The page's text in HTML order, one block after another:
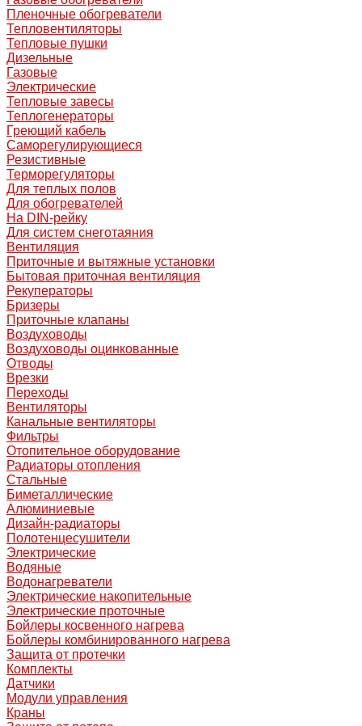
Пленочные обогреватели
Тепловентиляторы
Тепловые пушки
Дизельные
Газовые
Электрические
Тепловые завесы
Теплогенераторы
Греющий кабель
Саморегулирующиеся
Резистивные
Терморегуляторы
Для теплых полов
Для обогревателей
На DIN-рейку
Для систем снеготаяния
Вентиляция
Приточные и вытяжные установки
Бытовая приточная вентиляция
Рекуператоры
Бризеры
Приточные клапаны
Воздуховоды
Воздуховоды оцинкованные
Отводы
Врезки
Переходы
Вентиляторы
Канальные вентиляторы
Фильтры
Отопительное оборудование
Радиаторы отопления
Стальные
Биметаллические
Алюминиевые
Дизайн-радиаторы
Полотенцесушители
Электрические
Водяные
Водонагреватели
Электрические накопительные
Электрические проточные
Бойлеры косвенного нагрева
Бойлеры комбинированного нагрева
Защита от протечки
Комплекты
Датчики
Модули управления
Краны